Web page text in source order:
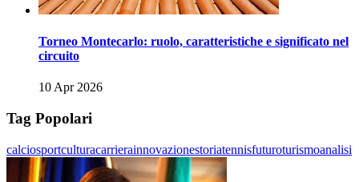
Torneo Montecarlo: ruolo, caratteristiche e significato nel
circuito
10 Apr 2026
Tag Popolari
calciosportculturacarrierainnovazionestoriatennisfuturoturismoanalisi